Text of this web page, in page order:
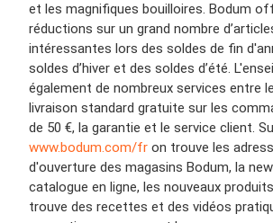
et les magnifiques bouilloires. Bodum
réductions sur un grand nombre
intéressantes lors des soldes de fin
soldes d’hiver et des soldes d’été.
également de nombreux services entre
livraison standard gratuite sur les
de 50 €, la garantie et le service client.
www.bodum.com/fr on trouve les
d'ouverture des magasins Bodum, la
catalogue en ligne, les nouveaux
trouve des recettes et des vidéos